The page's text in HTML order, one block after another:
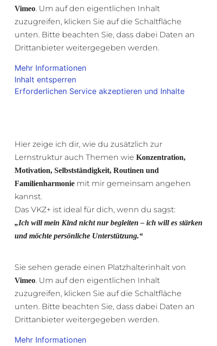
Vimeo. Um auf den eigentlichen Inhalt
zuzugreifen, klicken Sie auf die Schaltfläche
unten. Bitte beachten Sie, dass dabei Daten an
Drittanbieter weitergegeben werden.
Mehr Informationen
Inhalt entsperren
Erforderlichen Service akzeptieren und Inhalte
Hier zeige ich dir, wie du zusätzlich zur
Lernstruktur auch Themen wie Konzentration,
Motivation, Selbstständigkeit, Routinen und
Familienharmonie mit mir gemeinsam angehen
kannst.
Das VKZ+ ist ideal für dich, wenn du sagst:
„Ich will mein Kind nicht nur begleiten – ich will es stärken
und möchte persönliche Unterstützung.“
Sie sehen gerade einen Platzhalterinhalt von
Vimeo. Um auf den eigentlichen Inhalt
zuzugreifen, klicken Sie auf die Schaltfläche
unten. Bitte beachten Sie, dass dabei Daten an
Drittanbieter weitergegeben werden.
Mehr Informationen